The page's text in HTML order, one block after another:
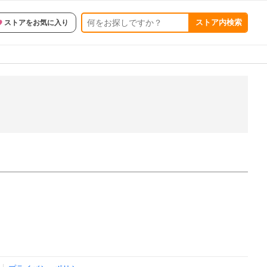
ストアをお気に入り ストア内検索